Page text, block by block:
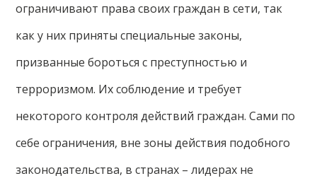
ограничивают права своих граждан в сети, так
как у них приняты специальные законы,
призванные бороться с преступностью и
терроризмом. Их соблюдение и требует
некоторого контроля действий граждан. Сами по
себе ограничения, вне зоны действия подобного
законодательства, в странах – лидерах не